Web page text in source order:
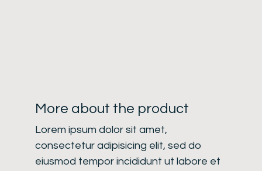
More about the product
Lorem ipsum dolor sit amet,
consectetur adipisicing elit, sed do
eiusmod tempor incididunt ut labore et